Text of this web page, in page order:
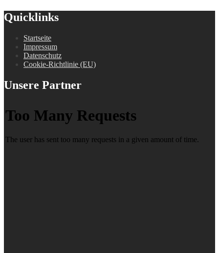
Quicklinks
Startseite
Impressum
Datenschutz
Cookie-Richtlinie (EU)
Unsere Partner